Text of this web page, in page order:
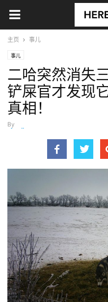
主页 事儿
事儿
二哈突然消失
铲屎官才发现
真相！
By
chenjiyue